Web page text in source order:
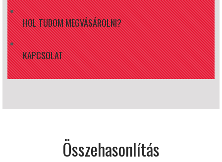
HOL TUDOM MEGVÁSÁROLNI?
KAPCSOLAT
Összehasonlítás